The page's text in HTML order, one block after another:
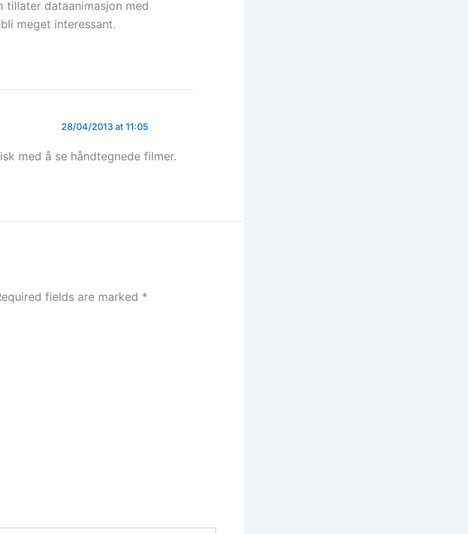
tillater dataanimasjon med
meget interessant.
28/04/2013 at 11:05
med å se håndtegnede filmer.
fields are marked *